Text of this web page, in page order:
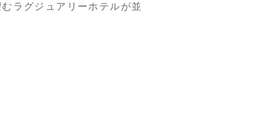
ラグジュアリーホテルが並